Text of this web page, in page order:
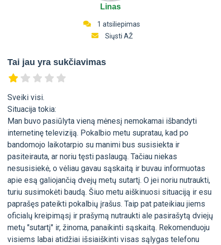
Linas
1 atsiliepimas
Siųsti AŽ
Tai jau yra sukčiavimas
Sveiki visi.
Situacija tokia:
Man buvo pasiūlyta vieną mėnesį nemokamai išbandyti
internetinę televiziją. Pokalbio metu supratau, kad po
bandomojo laikotarpio su manimi bus susisiekta ir
pasiteirauta, ar noriu tęsti paslaugą. Tačiau niekas
nesusisiekė, o vėliau gavau sąskaitą ir buvau informuotas
apie esą galiojančią dvejų metų sutartį. O jei noriu nutraukti,
turiu susimokėti baudą. Šiuo metu aiškinuosi situaciją ir esu
paprašęs pateikti pokalbių įrašus. Taip pat pateikiau jiems
oficialų kreipimąsį ir prašymą nutraukti ale pasirašytą dviejų
metų "sutartį" ir, žinoma, panaikinti sąskaitą. Rekomenduoju
visiems labai atidžiai išsiaiškinti visas sąlygas telefonu